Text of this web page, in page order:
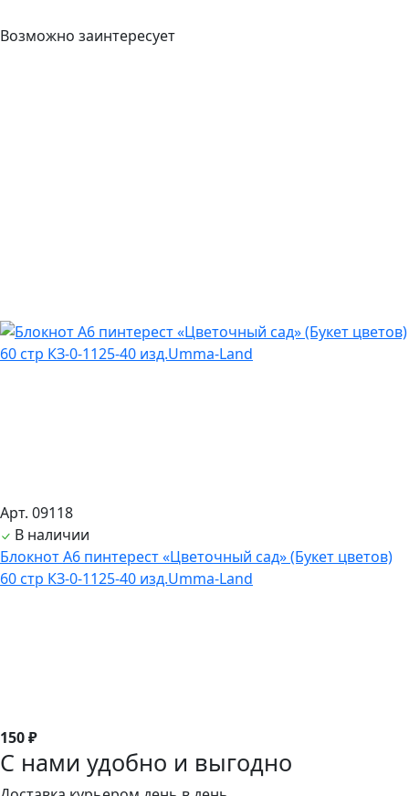
Возможно заинтересует
Арт. 09118
В наличии
Блокнот А6 пинтерест «Цветочный сад» (Букет цветов)
60 стр КЗ-0-1125-40 изд.Umma-Land
150 ₽
С нами удобно и выгодно